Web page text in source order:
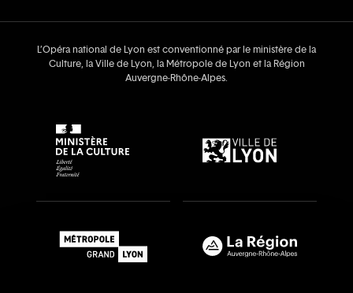
L’Opéra national de Lyon est conventionné par le ministère de la
Culture, la Ville de Lyon, la Métropole de Lyon et la Région
Auvergne‑Rhône‑Alpes.